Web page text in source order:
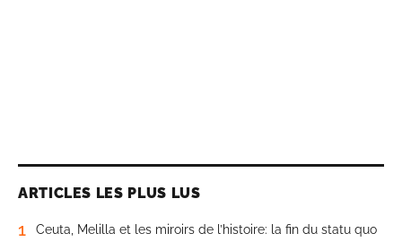
ARTICLES LES PLUS LUS
1 Ceuta, Melilla et les miroirs de l’histoire: la fin du statu quo